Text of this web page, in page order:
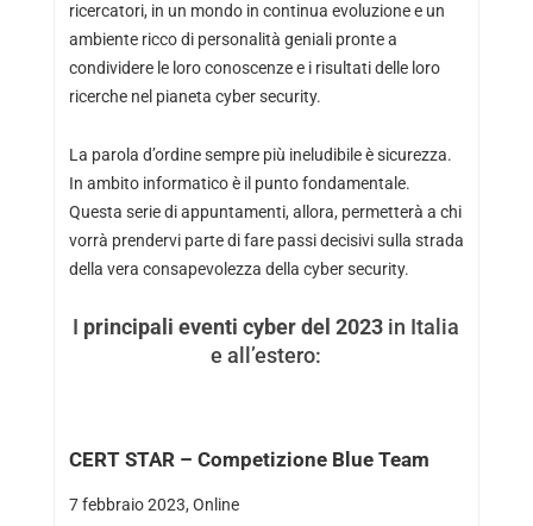
ricercatori, in un mondo in continua evoluzione e un
ambiente ricco di personalità geniali pronte a
condividere le loro conoscenze e i risultati delle loro
ricerche nel pianeta cyber security.
La parola d’ordine sempre più ineludibile è sicurezza.
In ambito informatico è il punto fondamentale.
Questa serie di appuntamenti, allora, permetterà a chi
vorrà prendervi parte di fare passi decisivi sulla strada
della vera consapevolezza della cyber security.
I principali eventi cyber del 2023 in Italia
e all’estero:
CERT STAR – Competizione Blue Team
7 febbraio 2023, Online